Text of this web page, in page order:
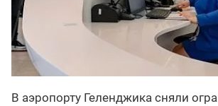
В аэропорту Геленджика сняли